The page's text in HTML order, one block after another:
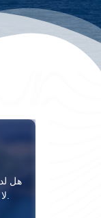
هل
لا مشكلة, نحن هنا لمساعدتك ، 24/7.